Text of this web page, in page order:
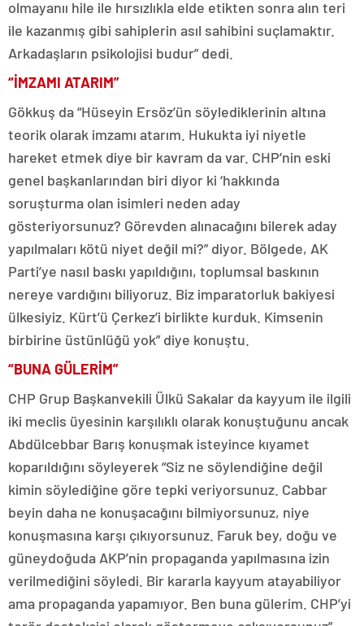
olmayanıı hile ile hırsızlıkla elde etikten sonra alın teri
ile kazanmış gibi sahiplerin asıl sahibini suçlamaktır.
Arkadaşların psikolojisi budur” dedi.
“İMZAMI ATARIM”
Gökkuş da “Hüseyin Ersöz’ün söylediklerinin altına
teorik olarak imzamı atarım. Hukukta iyi niyetle
hareket etmek diye bir kavram da var. CHP’nin eski
genel başkanlarından biri diyor ki ‘hakkında
soruşturma olan isimleri neden aday
gösteriyorsunuz? Görevden alınacağını bilerek aday
yapılmaları kötü niyet değil mi?” diyor. Bölgede, AK
Parti’ye nasıl baskı yapıldığını, toplumsal baskının
nereye vardığını biliyoruz. Biz imparatorluk bakiyesi
ülkesiyiz. Kürt’ü Çerkez’i birlikte kurduk. Kimsenin
birbirine üstünlüğü yok” diye konuştu.
“BUNA GÜLERİM”
CHP Grup Başkanvekili Ülkü Sakalar da kayyum ile ilgili
iki meclis üyesinin karşılıklı olarak konuştuğunu ancak
Abdülcebbar Barış konuşmak isteyince kıyamet
koparıldığını söyleyerek “Siz ne söylendiğine değil
kimin söylediğine göre tepki veriyorsunuz. Cabbar
beyin daha ne konuşacağını bilmiyorsunuz, niye
konuşmasına karşı çıkıyorsunuz. Faruk bey, doğu ve
güneydoğuda AKP’nin propaganda yapılmasına izin
verilmediğini söyledi. Bir kararla kayyum atayabiliyor
ama propaganda yapamıyor. Ben buna gülerim. CHP’yi